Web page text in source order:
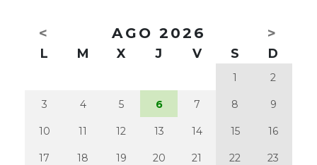
< AGO 2026 >
L M X J V S D
1 2
3 4 5 6 7 8 9
10 11 12 13 14 15 16
17 18 19 20 21 22 23